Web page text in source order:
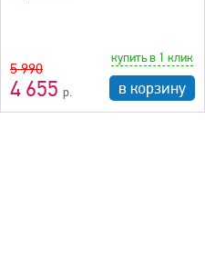
5 990
4 655
купить в 1 клик
в корзину